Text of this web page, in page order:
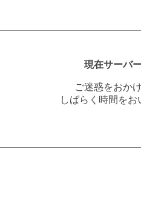
現在サーバ
ご迷惑をおか
しばらく時間を